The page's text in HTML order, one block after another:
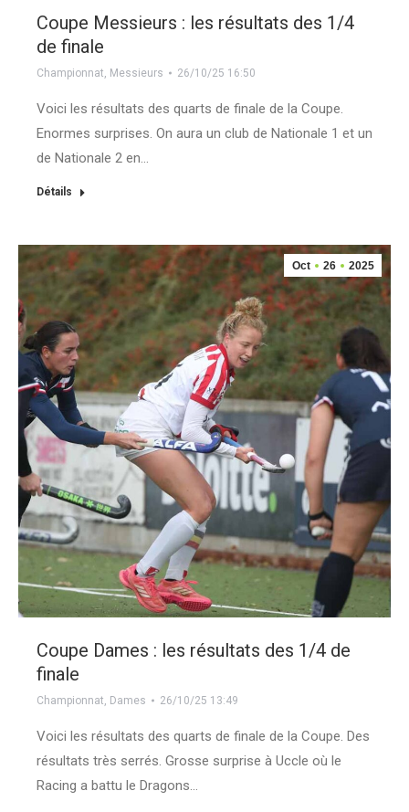
Coupe Messieurs : les résultats des 1/4
de finale
Championnat, Messieurs 26/10/25 16:50
Voici les résultats des quarts de finale de la Coupe.
Enormes surprises. On aura un club de Nationale 1 et un
de Nationale 2 en…
Détails
Oct 26 2025
Coupe Dames : les résultats des 1/4 de
finale
Championnat, Dames 26/10/25 13:49
Voici les résultats des quarts de finale de la Coupe. Des
résultats très serrés. Grosse surprise à Uccle où le
Racing a battu le Dragons…